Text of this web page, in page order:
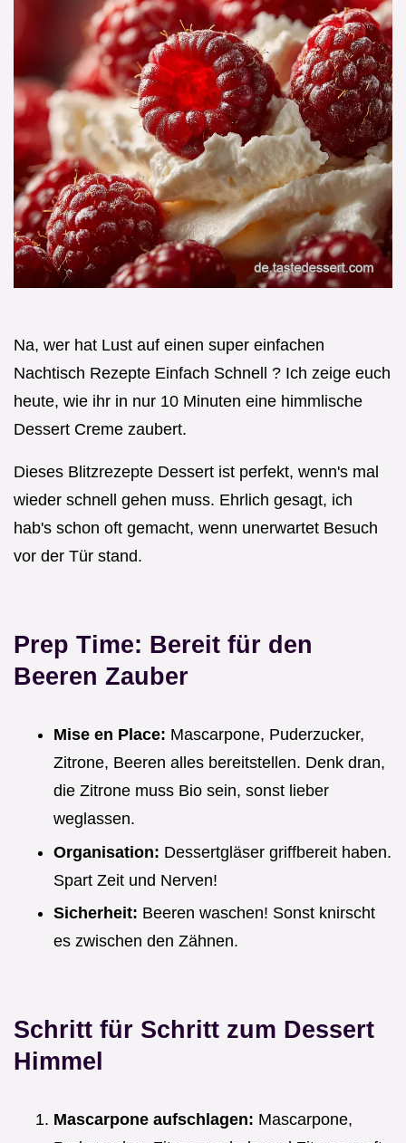
Na, wer hat Lust auf einen super einfachen
Nachtisch Rezepte Einfach Schnell ? Ich zeige euch
heute, wie ihr in nur 10 Minuten eine himmlische
Dessert Creme zaubert.
Dieses Blitzrezepte Dessert ist perfekt, wenn's mal
wieder schnell gehen muss. Ehrlich gesagt, ich
hab's schon oft gemacht, wenn unerwartet Besuch
vor der Tür stand.
Prep Time: Bereit für den
Beeren Zauber
Mise en Place: Mascarpone, Puderzucker,
Zitrone, Beeren alles bereitstellen. Denk dran,
die Zitrone muss Bio sein, sonst lieber
weglassen.
Organisation: Dessertgläser griffbereit haben.
Spart Zeit und Nerven!
Sicherheit: Beeren waschen! Sonst knirscht
es zwischen den Zähnen.
Schritt für Schritt zum Dessert
Himmel
Mascarpone aufschlagen: Mascarpone,